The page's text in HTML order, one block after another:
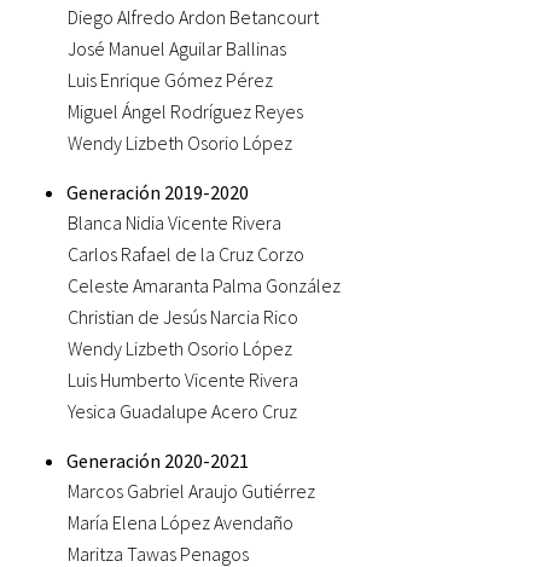
Diego Alfredo Ardon Betancourt
José Manuel Aguilar Ballinas
Luis Enrique Gómez Pérez
Miguel Ángel Rodríguez Reyes
Wendy Lizbeth Osorio López
Generación 2019-2020
Blanca Nidia Vicente Rivera
Carlos Rafael de la Cruz Corzo
Celeste Amaranta Palma González
Christian de Jesús Narcia Rico
Wendy Lizbeth Osorio López
Luis Humberto Vicente Rivera
Yesica Guadalupe Acero Cruz
Generación 2020-2021
Marcos Gabriel Araujo Gutiérrez
María Elena López Avendaño
Maritza Tawas Penagos